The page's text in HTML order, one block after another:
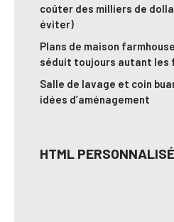
coûter des milliers de
éviter)
Plans de maison
séduit toujours autant les
Salle de lavage et coin
idées d’aménagement
HTML PERSONNALISÉ